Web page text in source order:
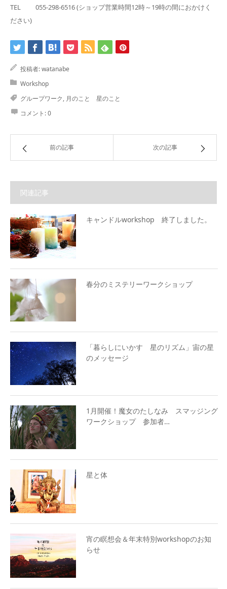
TEL 055-298-6516 (ショップ営業時間12時～19時の間におかけく
ださい)
投稿者:watanabe
Workshop
グループワーク, 月のこと 星のこと
コメント:0
前の記事 次の記事
関連記事
キャンドルworkshop 終了しました。
春分のミステリーワークショップ
「暮らしにいかす 星のリズム」宙の星
のメッセージ
1月開催！魔女のたしなみ スマッジング
ワークショップ 参加者…
星と体
宵の瞑想会＆年末特別workshopのお知
らせ